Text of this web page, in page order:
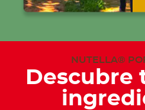
NUTELLA®
Descubre